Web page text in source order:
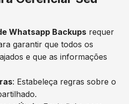
Whatsapp Backups requer
garantir que todos os
e que as informações
: Estabeleça regras sobre o